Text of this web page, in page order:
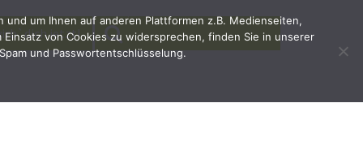
jetzt!
Search
for:
SEARCH
um Ihnen auf anderen Plattformen z.B. Medienseiten,
von Cookies zu widersprechen, finden Sie in unserer
und Passwortentschlüsselung.